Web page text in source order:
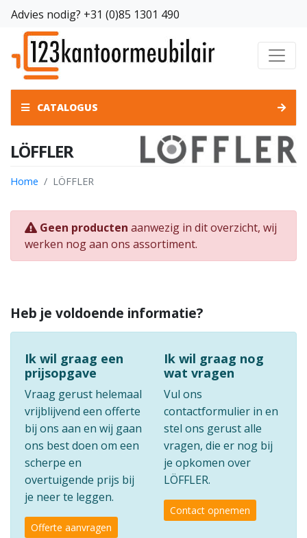
Advies nodig? +31 (0)85 1301 490
CATALOGUS
LÖFFLER
Home LÖFFLER
Geen producten aanwezig in dit overzicht, wij
werken nog aan ons assortiment.
Heb je voldoende informatie?
Ik wil graag een
prijsopgave
Vraag gerust helemaal
vrijblijvend een offerte
bij ons aan en wij gaan
ons best doen om een
scherpe en
overtuigende prijs bij
je neer te leggen.
Offerte aanvragen
Ik wil graag nog
wat vragen
Vul ons
contactformulier in en
stel ons gerust alle
vragen, die er nog bij
je opkomen over
LÖFFLER.
Contact opnemen